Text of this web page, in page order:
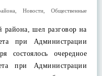
,Новости ,Общественные
шел разговор на
при Администрации
состоялось очередное
при Администрации